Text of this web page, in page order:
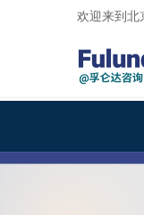
欢迎来到北